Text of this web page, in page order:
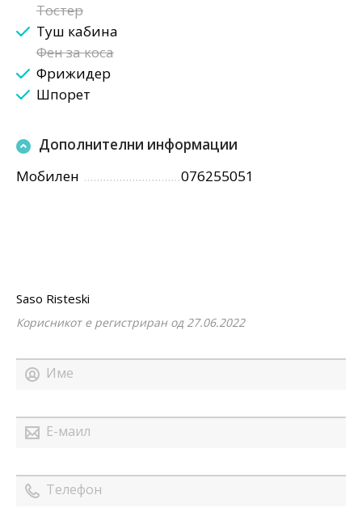
Тостер
Туш кабина
Фен за коса
Фрижидер
Шпорет
Дополнителни информации
Мобилен
076255051
Saso Risteski
Корисникот е регистриран од 27.06.2022